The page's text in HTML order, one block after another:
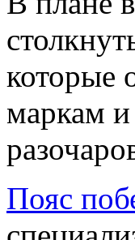
которые
маркам и
Пояс